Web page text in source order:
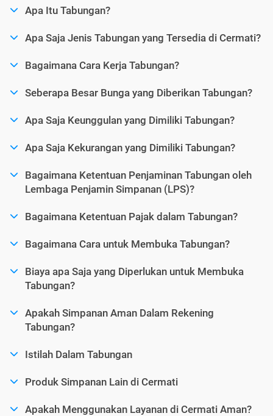
Apa Itu Tabungan?
Apa Saja Jenis Tabungan yang Tersedia di Cermati?
Bagaimana Cara Kerja Tabungan?
Seberapa Besar Bunga yang Diberikan Tabungan?
Apa Saja Keunggulan yang Dimiliki Tabungan?
Apa Saja Kekurangan yang Dimiliki Tabungan?
Bagaimana Ketentuan Penjaminan Tabungan oleh
Lembaga Penjamin Simpanan (LPS)?
Bagaimana Ketentuan Pajak dalam Tabungan?
Bagaimana Cara untuk Membuka Tabungan?
Biaya apa Saja yang Diperlukan untuk Membuka
Tabungan?
Apakah Simpanan Aman Dalam Rekening
Tabungan?
Istilah Dalam Tabungan
Produk Simpanan Lain di Cermati
Apakah Menggunakan Layanan di Cermati Aman?